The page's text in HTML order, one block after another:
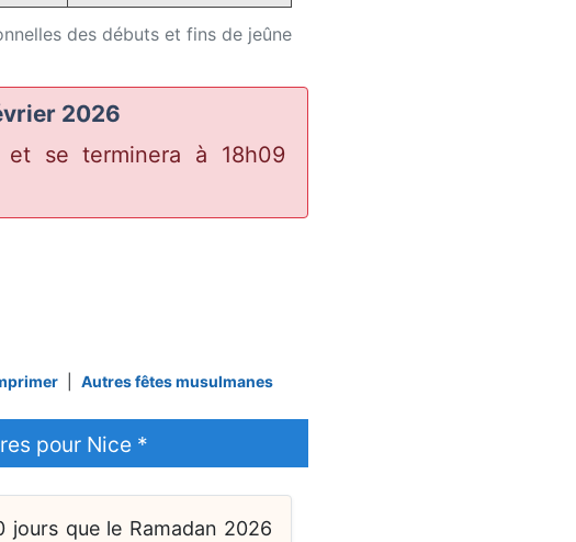
des débuts et fins de jeûne
2026
et se terminera à 18h09
Autres fêtes musulmanes
pour Nice *
jours que le Ramadan 2026